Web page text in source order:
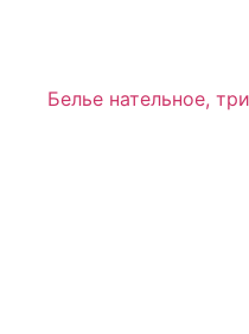
Белье нательное,